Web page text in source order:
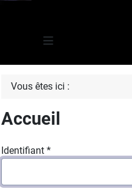
≡
Vous êtes ici :
Accueil
Identifiant *